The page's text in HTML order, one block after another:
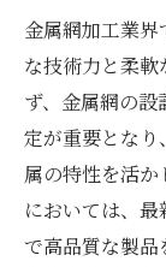
まとめ：
の展望
金属網加工業
な技術力と柔
ず、金属網の
定が重要となり
属の特性を活
においては、
で高品質な製